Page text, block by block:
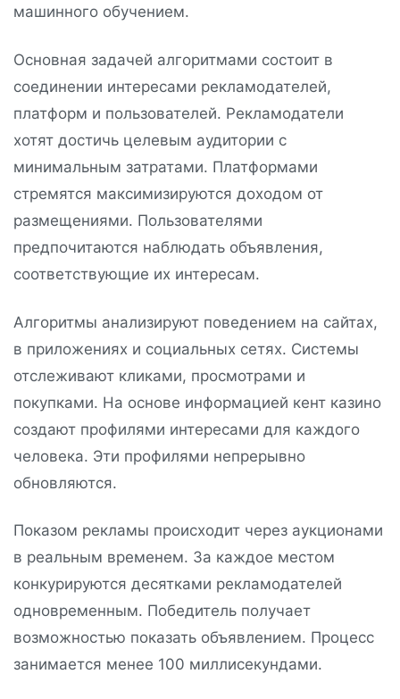
машинного обучением.
Основная задачей алгоритмами состоит в
соединении интересами рекламодателей,
платформ и пользователей. Рекламодатели
хотят достичь целевым аудитории с
минимальным затратами. Платформами
стремятся максимизируются доходом от
размещениями. Пользователями
предпочитаются наблюдать объявления,
соответствующие их интересам.
Алгоритмы анализируют поведением на сайтах,
в приложениях и социальных сетях. Системы
отслеживают кликами, просмотрами и
покупками. На основе информацией кент казино
создают профилями интересами для каждого
человека. Эти профилями непрерывно
обновляются.
Показом рекламы происходит через аукционами
в реальным временем. За каждое местом
конкурируются десятками рекламодателей
одновременным. Победитель получает
возможностью показать объявлением. Процесс
занимается менее 100 миллисекундами.